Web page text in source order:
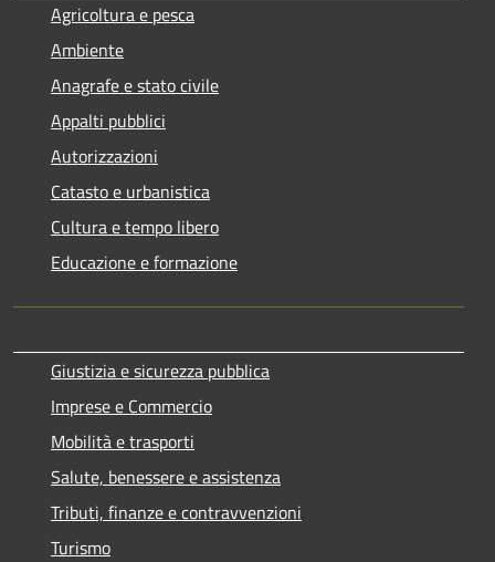
Agricoltura e pesca
Ambiente
Anagrafe e stato civile
Appalti pubblici
Autorizzazioni
Catasto e urbanistica
Cultura e tempo libero
Educazione e formazione
Giustizia e sicurezza pubblica
Imprese e Commercio
Mobilità e trasporti
Salute, benessere e assistenza
Tributi, finanze e contravvenzioni
Turismo